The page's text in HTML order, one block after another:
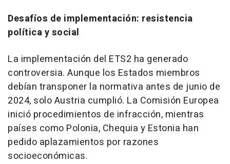
Desafíos de implementación: resistencia
política y social
La implementación del ETS2 ha generado
controversia. Aunque los Estados miembros
debían transponer la normativa antes de junio de
2024, solo Austria cumplió. La Comisión Europea
inició procedimientos de infracción, mientras
países como Polonia, Chequia y Estonia han
pedido aplazamientos por razones
socioeconómicas.